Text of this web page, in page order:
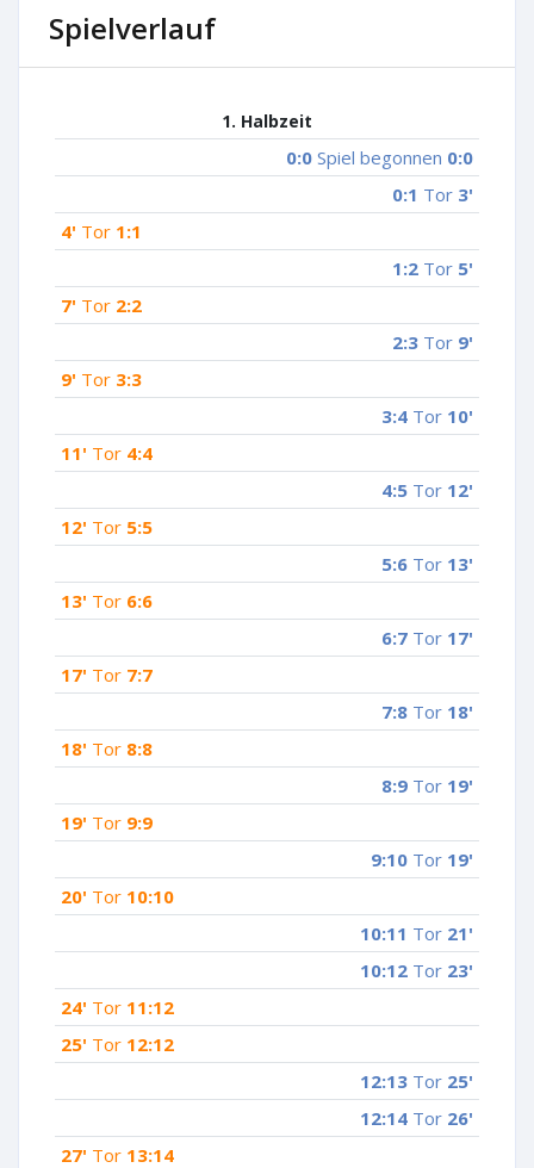
Spielverlauf
1. Halbzeit
0:0 Spiel begonnen 0:0
0:1 Tor 3'
4' Tor 1:1
1:2 Tor 5'
7' Tor 2:2
2:3 Tor 9'
9' Tor 3:3
3:4 Tor 10'
11' Tor 4:4
4:5 Tor 12'
12' Tor 5:5
5:6 Tor 13'
13' Tor 6:6
6:7 Tor 17'
17' Tor 7:7
7:8 Tor 18'
18' Tor 8:8
8:9 Tor 19'
19' Tor 9:9
9:10 Tor 19'
20' Tor 10:10
10:11 Tor 21'
10:12 Tor 23'
24' Tor 11:12
25' Tor 12:12
12:13 Tor 25'
12:14 Tor 26'
27' Tor 13:14